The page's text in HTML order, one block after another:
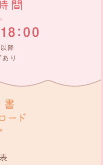
降
り